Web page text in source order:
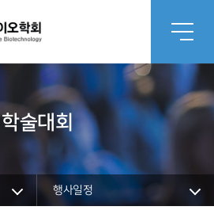
학술대회
행사일정